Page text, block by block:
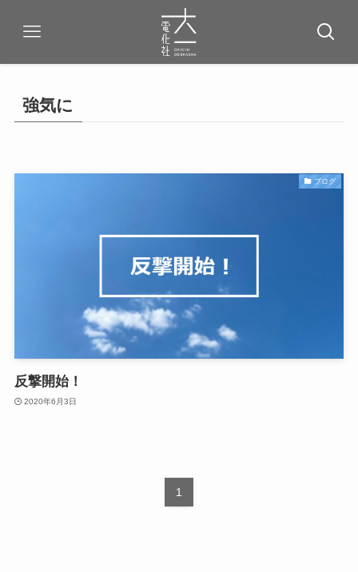
強気に
ブログ
反撃開始！
2020年6月3日
1